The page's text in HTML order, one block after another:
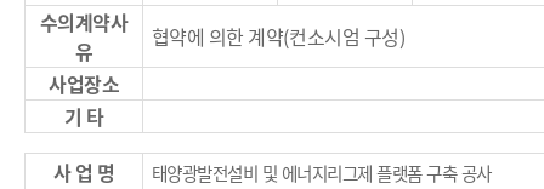
수의계약사
유
협약에 의한 계약(컨소시엄 구성)
사업장소
기 타
사 업 명
태양광발전설비 및 에너지리그제 플랫폼 구축 공사